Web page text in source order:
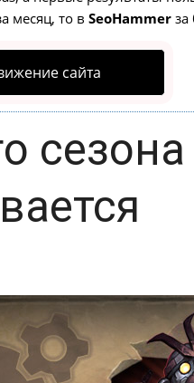
месяц, то в SeoHammer за
сайта